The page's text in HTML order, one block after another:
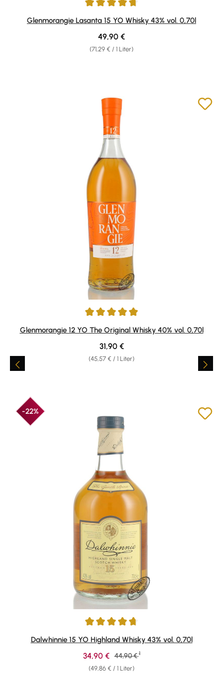
Durchschnittliche Bewertung von 4.86 von 5 Sternen
Glenmorangie Lasanta 15 YO Whisky 43% vol. 0,70l
(71,29 € / 1 Liter)
Regulärer Preis:
49,90 €
Durchschnittliche Bewertung von 4.94 von 5 Sternen
Glenmorangie 12 YO The Original Whisky 40% vol. 0,70l
(45,57 € / 1 Liter)
Regulärer Preis:
31,90 €
-22%
Durchschnittliche Bewertung von 4.82 von 5 Sternen
Dalwhinnie 15 YO Highland Whisky 43% vol. 0,70l
(49,86 € / 1 Liter)
Verkaufspreis:
34,90 € Regulärer Preis:
44,90 € 1